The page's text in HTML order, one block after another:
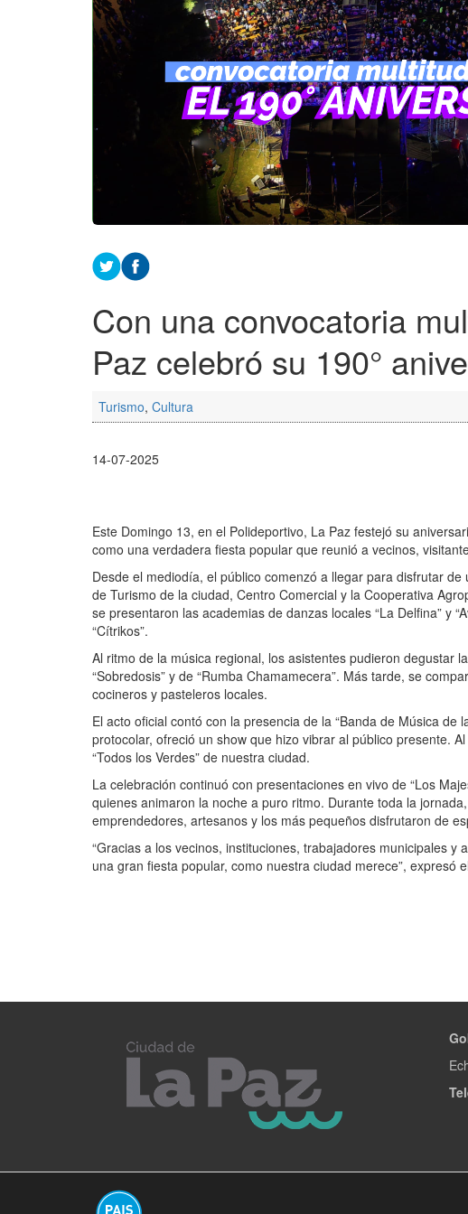
Con una convocatoria
Paz celebró su 190°
Turismo, Cultura
14-07-2025
Este Domingo 13, en el Polideportivo, La Paz festejó su
como una verdadera fiesta popular que reunió a vecinos,
Desde el mediodía, el público comenzó a llegar para disfrutar
de Turismo de la ciudad, Centro Comercial y la Cooperativa
se presentaron las academias de danzas locales “La Delfina” y
“Cítrikos”.
Al ritmo de la música regional, los asistentes pudieron degustar
“Sobredosis” y de “Rumba Chamamecera”. Más tarde, se
cocineros y pasteleros locales.
El acto oficial contó con la presencia de la “Banda de Música
protocolar, ofreció un show que hizo vibrar al público presente.
“Todos los Verdes” de nuestra ciudad.
La celebración continuó con presentaciones en vivo de “Los
quienes animaron la noche a puro ritmo. Durante toda la
emprendedores, artesanos y los más pequeños disfrutaron de
“Gracias a los vecinos, instituciones, trabajadores municipales
una gran fiesta popular, como nuestra ciudad merece”, expresó